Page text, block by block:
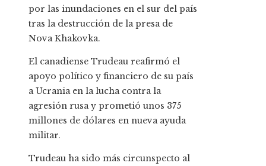
por las inundaciones en el sur del país
tras la destrucción de la presa de
Nova Khakovka.
El canadiense Trudeau reafirmó el
apoyo político y financiero de su país
a Ucrania en la lucha contra la
agresión rusa y prometió unos 375
millones de dólares en nueva ayuda
militar.
Trudeau ha sido más circunspecto al